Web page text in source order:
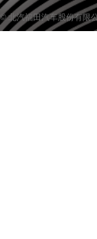
© 北汽福田汽车股份有限